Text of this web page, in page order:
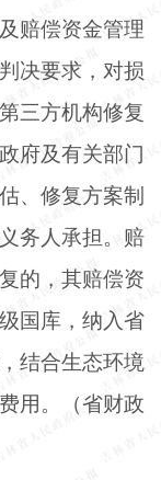
赔偿资金管理
决要求，对损
三方机构修复
府及有关部门
、修复方案制
务人承担。赔
的，其赔偿资
国库，纳入省
结合生态环境
用。（省财政